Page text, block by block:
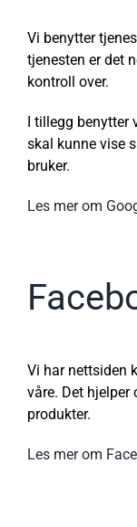
Vi benytter
tjenesten er det
kontroll over.
I tillegg benytter
skal kunne vise
bruker.
Les mer om
Vi har nettsiden
våre. Det
produkter.
Les mer om